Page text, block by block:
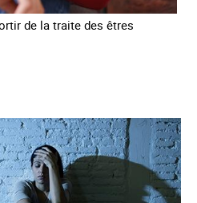
de la traite des êtres